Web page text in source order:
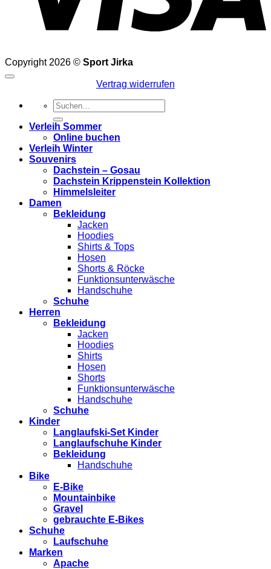
Copyright 2026 © Sport Jirka
Vertrag widerrufen
Suchen
nach:
Verleih Sommer
Online buchen
Verleih Winter
Souvenirs
Dachstein – Gosau
Dachstein Krippenstein Kollektion
Himmelsleiter
Damen
Bekleidung
Jacken
Hoodies
Shirts & Tops
Hosen
Shorts & Röcke
Funktionsunterwäsche
Handschuhe
Schuhe
Herren
Bekleidung
Jacken
Hoodies
Shirts
Hosen
Shorts
Funktionsunterwäsche
Handschuhe
Schuhe
Kinder
Langlaufski-Set Kinder
Langlaufschuhe Kinder
Bekleidung
Handschuhe
Bike
E-Bike
Mountainbike
Gravel
gebrauchte E-Bikes
Schuhe
Laufschuhe
Marken
Apache